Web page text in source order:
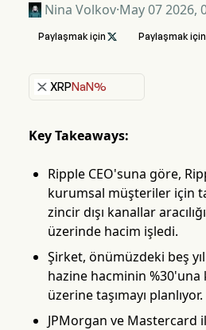
Nina Volkov·May 07 2026,
Paylaşmak için  Paylaşmak için
XRPNaN%
Key Takeaways:
Ripple CEO'suna göre,
kurumsal müşteriler için
zincir dışı kanallar
üzerinde hacim işledi.
Şirket, önümüzdeki beş
hazine hacminin %30'una
üzerine taşımayı planlıyor.
JPMorgan ve Mastercard